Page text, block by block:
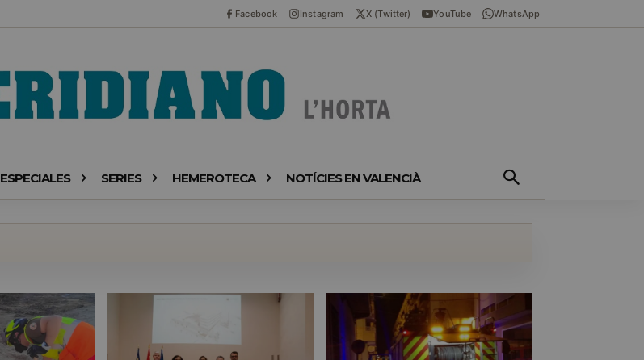
Facebook Instagram X (Twitter) YouTube WhatsApp
ESPECIALES SERIES HEMEROTECA NOTÍCIES EN VALENCIÀ